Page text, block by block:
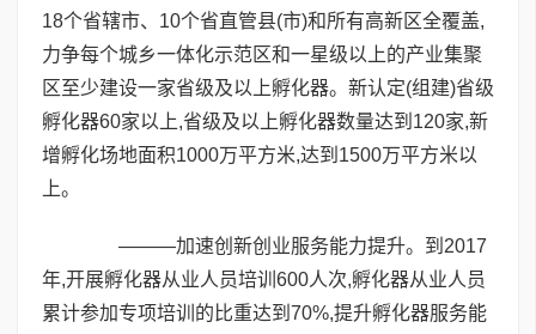
18个省辖市、10个省直管县(市)和所有高新区全覆盖,
力争每个城乡一体化示范区和一星级以上的产业集聚
区至少建设一家省级及以上孵化器。新认定(组建)省级
孵化器60家以上,省级及以上孵化器数量达到120家,新
增孵化场地面积1000万平方米,达到1500万平方米以
上。
———加速创新创业服务能力提升。到2017
年,开展孵化器从业人员培训600人次,孵化器从业人员
累计参加专项培训的比重达到70%,提升孵化器服务能